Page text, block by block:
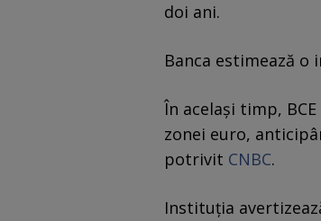
doi ani.
Banca estimează o
În același timp,
zonei euro,
potrivit CNBC.
Instituția